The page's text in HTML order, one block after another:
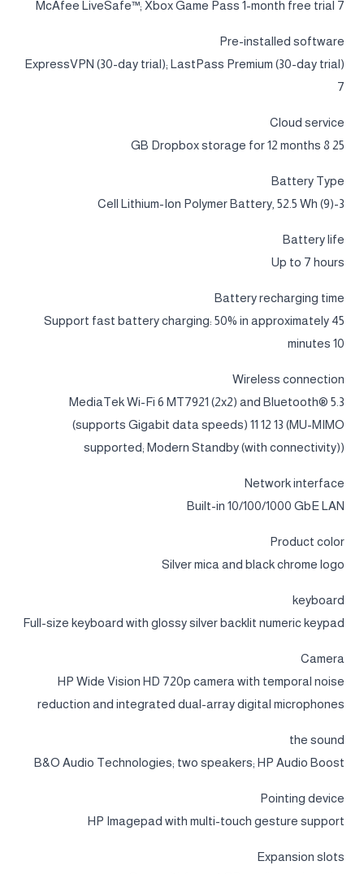
McAfee LiveSafe™; Xbox Game Pass 1-month free trial 7
Pre-installed software
ExpressVPN (30-day trial); LastPass Premium (30-day trial)
7
Cloud service
25 GB Dropbox storage for 12 months 8
Battery Type
3-Cell Lithium-Ion Polymer Battery, 52.5 Wh (9)
Battery life
Up to 7 hours
Battery recharging time
Support fast battery charging: 50% in approximately 45
minutes 10
Wireless connection
MediaTek Wi-Fi 6 MT7921 (2x2) and Bluetooth® 5.3
(supports Gigabit data speeds) 11 12 13 (MU-MIMO
supported; Modern Standby (with connectivity))
Network interface
Built-in 10/100/1000 GbE LAN
Product color
Silver mica and black chrome logo
keyboard
Full-size keyboard with glossy silver backlit numeric keypad
Camera
HP Wide Vision HD 720p camera with temporal noise
reduction and integrated dual-array digital microphones
the sound
B&O Audio Technologies; two speakers; HP Audio Boost
Pointing device
HP Imagepad with multi-touch gesture support
Expansion slots